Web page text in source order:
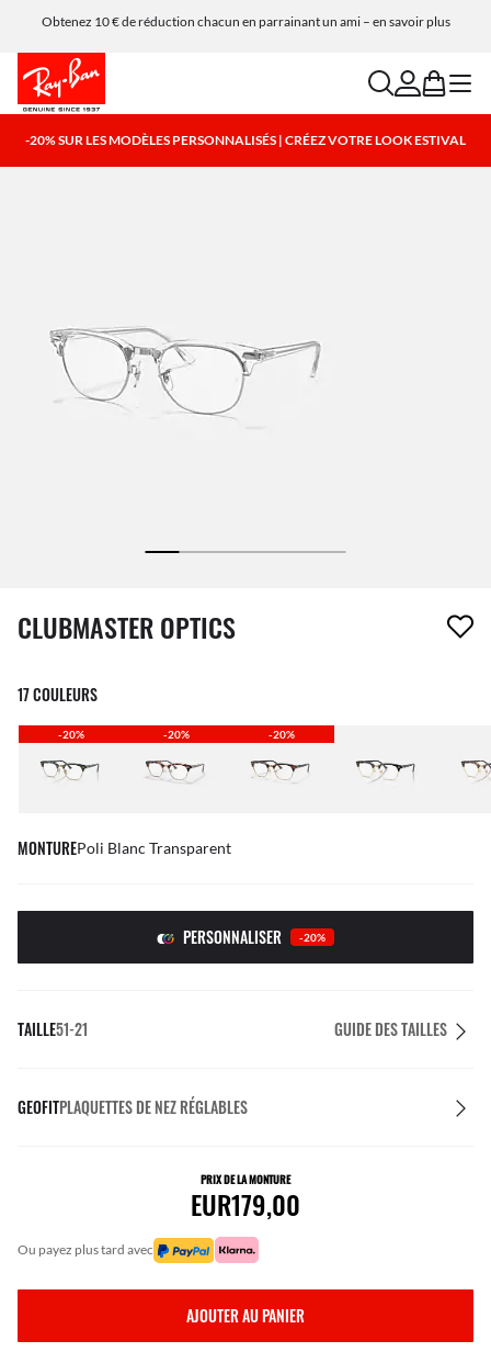
Obtenez 10 € de réduction chacun en parrainant un ami – en savoir plus
Expédition et retour gratuits
searchaccount
bag menu
-20% SUR LES MODÈLES PERSONNALISÉS | CRÉEZ VOTRE LOOK ESTIVAL
1 article a été retiré de votre liste de souhaits
CLUBMASTER OPTICS
17 COULEURS
-20% -20% -20%
MONTUREPoli Blanc Transparent
PERSONNALISER -20%
TAILLE51-21 GUIDE DES TAILLES
GEOFITPLAQUETTES DE NEZ RÉGLABLES
PRIX DE LA MONTURE
EUR179,00
ou payez plus tard avec
AJOUTER AU PANIER